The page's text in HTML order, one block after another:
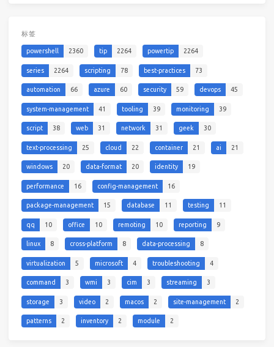
标签
powershell 2360 tip 2264 powertip 2264
series 2264 scripting 78 best-practices 73
automation 66 azure 60 security 59 devops 45
system-management 41 tooling 39 monitoring 39
script 38 web 31 network 31 geek 30
text-processing 25 cloud 22 container 21 ai 21
windows 20 data-format 20 identity 19
performance 16 config-management 16
package-management 15 database 11 testing 11
qq 10 office 10 remoting 10 reporting 9
linux 8 cross-platform 8 data-processing 8
virtualization 5 microsoft 4 troubleshooting 4
command 3 wmi 3 cim 3 streaming 3
storage 3 video 2 macos 2 site-management 2
patterns 2 inventory 2 module 2